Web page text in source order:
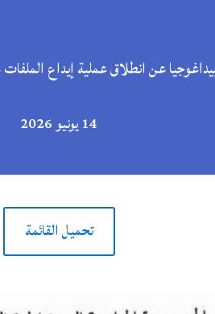
عن انطلاق عملية إيداع
14 يونيو 2026
تحميل القائمة